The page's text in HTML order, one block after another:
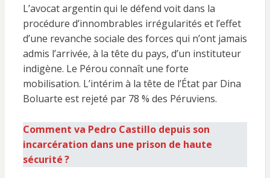
L’avocat argentin qui le défend voit dans la
procédure d’innombrables irrégularités et l’effet
d’une revanche sociale des forces qui n’ont jamais
admis l’arrivée, à la tête du pays, d’un instituteur
indigène. Le Pérou connaît une forte
mobilisation. L’intérim à la tête de l’État par Dina
Boluarte est rejeté par 78 % des Péruviens.
Comment va Pedro Castillo depuis son
incarcération dans une prison de haute
sécurité ?